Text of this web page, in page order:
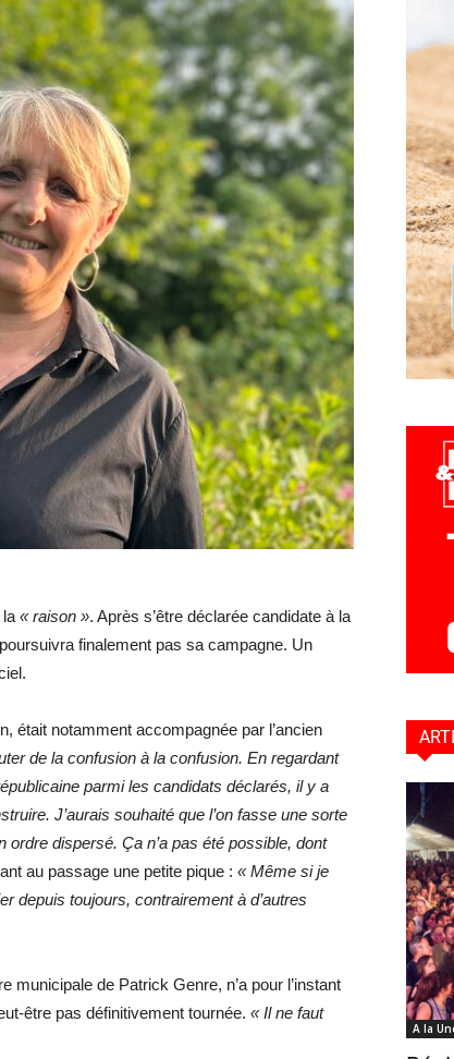
Hebdo25
« raison ». Après s’être déclarée candidate à la
finalement pas sa campagne. Un
était notamment accompagnée par l’ancien
de la confusion à la confusion. En regardant
parmi les candidats déclarés, il y a
J’aurais souhaité que l’on fasse une sorte
ordre dispersé. Ça n’a pas été possible, dont
au passage une petite pique : « Même si je
depuis toujours, contrairement à d’autres
de Patrick Genre, n’a pour l’instant
être pas définitivement tournée. « Il ne faut
A la